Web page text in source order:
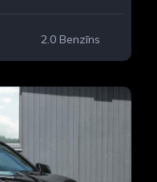
2.0 Benzīns